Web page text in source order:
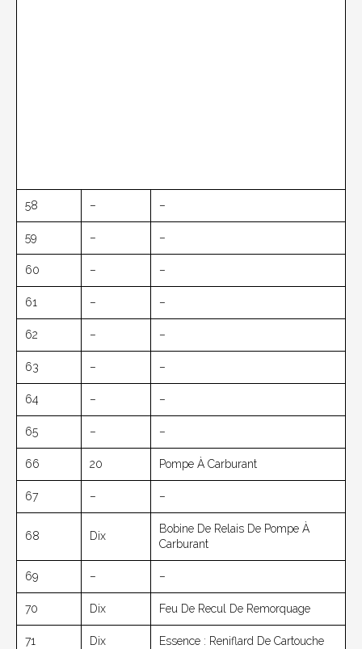
58 – –
59 – –
60 – –
61 – –
62 – –
63 – –
64 – –
65 – –
66 20 Pompe À Carburant
67 – –
68 Dix
Bobine De Relais De Pompe À
Carburant
69 – –
70 Dix Feu De Recul De Remorquage
71 Dix Essence : Reniflard De Cartouche